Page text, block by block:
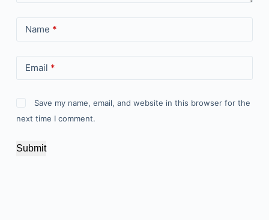
Name *
Email *
Save my name, email, and website in this browser for the
next time I comment.
Submit